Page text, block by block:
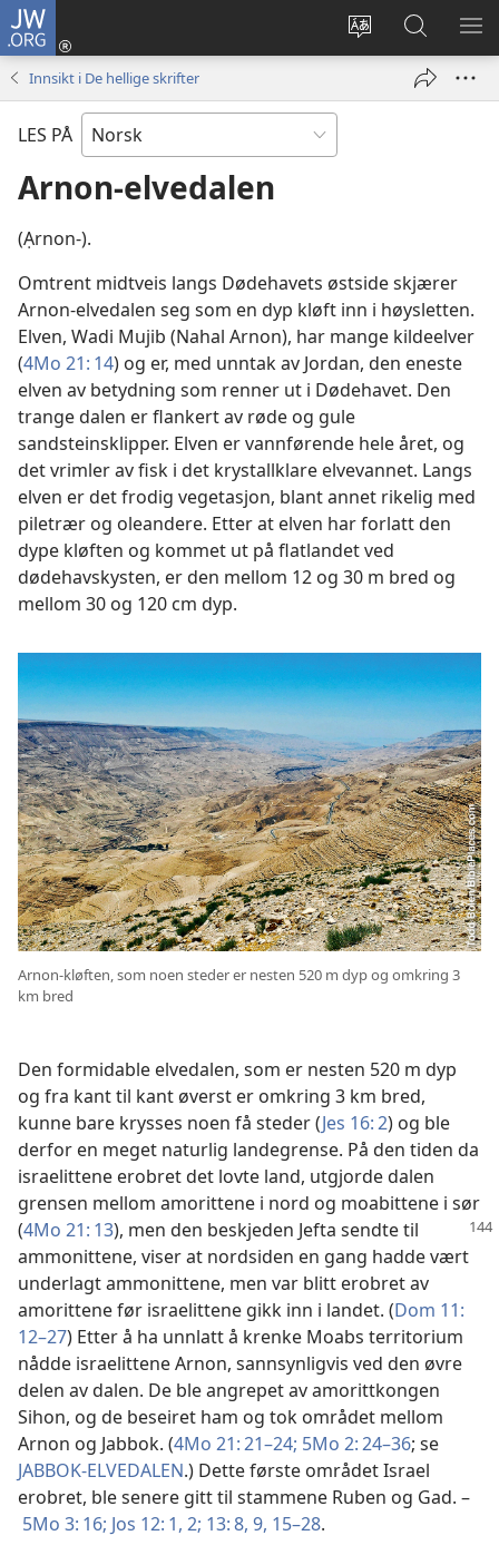
JW.ORG
Endre
Logg
inn
vindu)
Søk
på
JW.ORG
VIS
Innsikt i De hellige skrifter
LES PÅ
Arnon-elvedalen
(Ạrnon-).
Omtrent midtveis langs Dødehavets østside skjærer
Arnon-elvedalen seg som en dyp kløft inn i høysletten.
Elven, Wadi Mujib (Nahal Arnon), har mange kildeelver
(4Mo 21: 14) og er, med unntak av Jordan, den eneste
elven av betydning som renner ut i Dødehavet. Den
trange dalen er flankert av røde og gule
sandsteinsklipper. Elven er vannførende hele året, og
det vrimler av fisk i det krystallklare elvevannet. Langs
elven er det frodig vegetasjon, blant annet rikelig med
piletrær og oleandere. Etter at elven har forlatt den
dype kløften og kommet ut på flatlandet ved
dødehavskysten, er den mellom 12 og 30 m bred og
mellom 30 og 120 cm dyp.
Arnon-kløften, som noen steder er nesten 520 m dyp og omkring 3
km bred
Den formidable elvedalen, som er nesten 520 m dyp
og fra kant til kant øverst er omkring 3 km bred,
kunne bare krysses noen få steder (Jes 16: 2) og ble
derfor en meget naturlig landegrense. På den tiden da
israelittene erobret det lovte land, utgjorde dalen
grensen mellom amorittene i nord og moabittene i sør
(4Mo 21: 13), men den beskjeden Jefta sendte til
ammonittene, viser at nordsiden en gang hadde vært
underlagt ammonittene, men var blitt erobret av
amorittene før israelittene gikk inn i landet. (Dom 11:
12–27) Etter å ha unnlatt å krenke Moabs territorium
nådde israelittene Arnon, sannsynligvis ved den øvre
delen av dalen. De ble angrepet av amorittkongen
Sihon, og de beseiret ham og tok området mellom
Arnon og Jabbok. (4Mo 21: 21–24; 5Mo 2: 24–36; se
JABBOK-ELVEDALEN.) Dette første området Israel
erobret, ble senere gitt til stammene Ruben og Gad. –
5Mo 3: 16; Jos 12: 1, 2; 13: 8, 9, 15–28.